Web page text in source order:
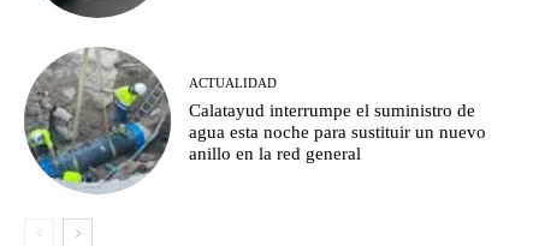
ACTUALIDAD
Calatayud interrumpe el suministro de
agua esta noche para sustituir un nuevo
anillo en la red general